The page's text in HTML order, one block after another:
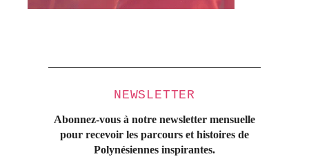
NEWSLETTER
Abonnez-vous à notre newsletter mensuelle
pour recevoir les parcours et histoires de
Polynésiennes inspirantes.